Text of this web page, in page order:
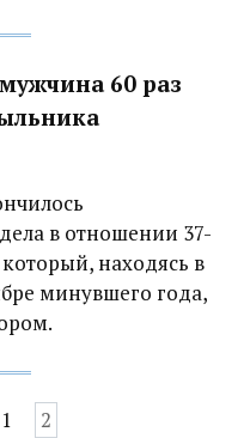
60 раз
в отношении 37-
находясь в
минувшего года,
1 2